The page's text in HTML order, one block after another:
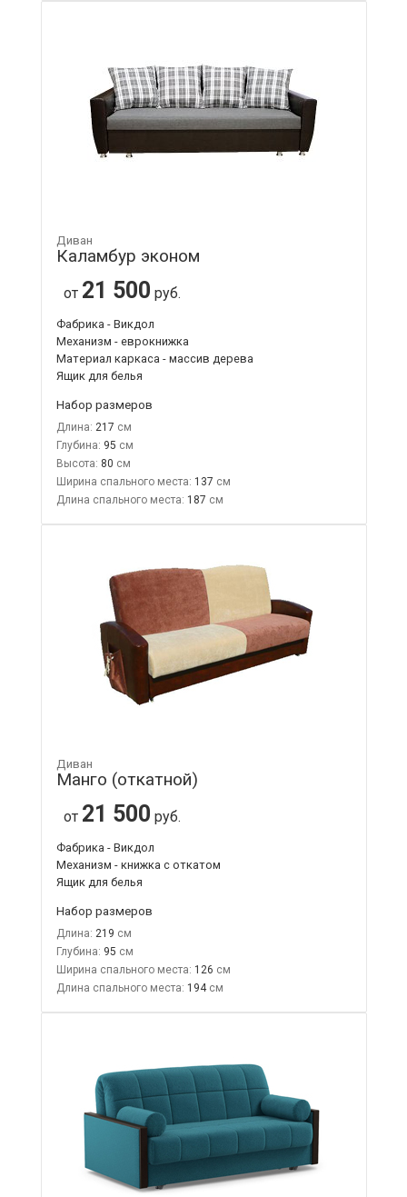
Диван
Каламбур эконом
от 21 500 руб.
Фабрика - Викдол
Механизм - еврокнижка
Материал каркаса - массив дерева
Ящик для белья
Набор размеров
Длина: 217
Глубина: 95
Высота: 80
Ширина спального места: 137
Длина спального места: 187
Диван
Манго (откатной)
от 21 500 руб.
Фабрика - Викдол
Механизм - книжка с откатом
Ящик для белья
Набор размеров
Длина: 219
Глубина: 95
Ширина спального места: 126
Длина спального места: 194